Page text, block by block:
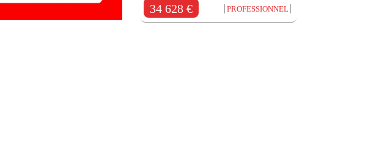
34 628 € PROFESSIONNEL